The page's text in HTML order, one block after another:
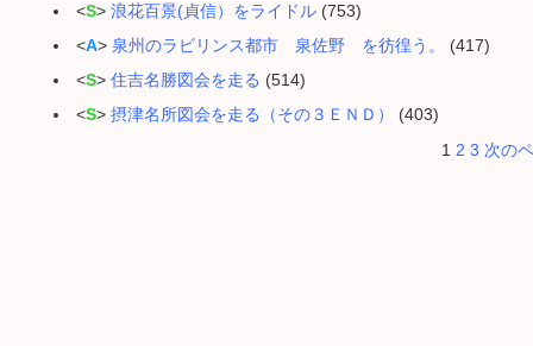
<S> 浪花百景(貞信）をライドル (753)
<A> 泉州のラビリンス都市 泉佐野 を彷徨う。
(417)
<S> 住吉名勝図会を走る (514)
<S> 摂津名所図会を走る（その３ＥＮＤ）
(403)
1 2 3 次の